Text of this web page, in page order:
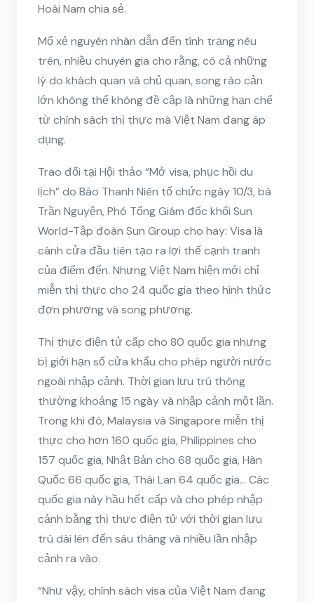
Hoài Nam chia sẻ.
Mổ xẻ nguyên nhân dẫn đến tình trạng nêu
trên, nhiều chuyên gia cho rằng, có cả những
lý do khách quan và chủ quan, song rào cản
lớn không thể không đề cập là những hạn chế
từ chính sách thị thực mà Việt Nam đang áp
dụng.
Trao đổi tại Hội thảo “Mở visa, phục hồi du
lịch” do Báo Thanh Niên tổ chức ngày 10/3, bà
Trần Nguyện, Phó Tổng Giám đốc khối Sun
World-Tập đoàn Sun Group cho hay: Visa là
cánh cửa đầu tiên tạo ra lợi thế cạnh tranh
của điểm đến. Nhưng Việt Nam hiện mới chỉ
miễn thị thực cho 24 quốc gia theo hình thức
đơn phương và song phương.
Thị thực điện tử cấp cho 80 quốc gia nhưng
bị giới hạn số cửa khẩu cho phép người nước
ngoài nhập cảnh. Thời gian lưu trú thông
thường khoảng 15 ngày và nhập cảnh một lần.
Trong khi đó, Malaysia và Singapore miễn thị
thực cho hơn 160 quốc gia, Philippines cho
157 quốc gia, Nhật Bản cho 68 quốc gia, Hàn
Quốc 66 quốc gia, Thái Lan 64 quốc gia… Các
quốc gia này hầu hết cấp và cho phép nhập
cảnh bằng thị thực điện tử với thời gian lưu
trú dài lên đến sáu tháng và nhiều lần nhập
cảnh ra vào.
“Như vậy, chính sách visa của Việt Nam đang